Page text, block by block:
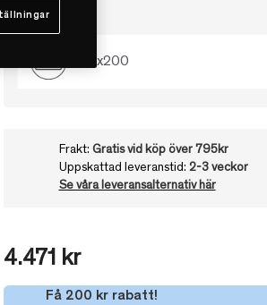
Välj storlek
160x200
Frakt: Gratis vid köp över 795kr
Uppskattad leveranstid: 2-3 veckor
Se våra leveransalternativ här
4.471 kr
Få 200 kr rabatt!